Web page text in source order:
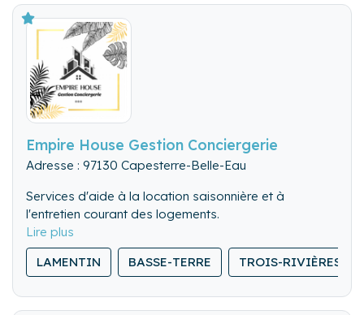
Empire House Gestion Conciergerie
Adresse : 97130 Capesterre-Belle-Eau
Services d'aide à la location saisonnière et à
l'entretien courant des logements.
LAMENTIN BASSE-TERRE TROIS-RIVIÈRES